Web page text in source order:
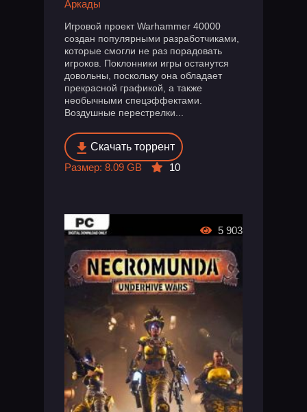
Аркады
Игровой проект Warhammer 40000
создан популярными разработчиками,
которые смогли не раз порадовать
игроков. Поклонники игры останутся
довольны, поскольку она обладает
прекрасной графикой, а также
необычными спецэффектами.
Воздушные перестрелки...
Скачать торрент
Размер: 8.09 GB
10
5 903